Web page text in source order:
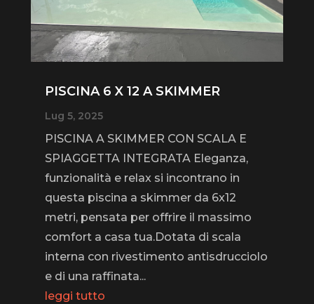
PISCINA 6 X 12 A SKIMMER
Lug 5, 2025
PISCINA A SKIMMER CON SCALA E
SPIAGGETTA INTEGRATA Eleganza,
funzionalità e relax si incontrano in
questa piscina a skimmer da 6x12
metri, pensata per offrire il massimo
comfort a casa tua.Dotata di scala
interna con rivestimento antisdrucciolo
e di una raffinata...
leggi tutto